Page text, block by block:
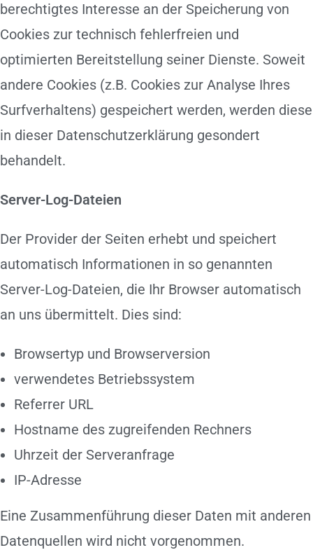
berechtigtes Interesse an der Speicherung von
Cookies zur technisch fehlerfreien und
optimierten Bereitstellung seiner Dienste. Soweit
andere Cookies (z.B. Cookies zur Analyse Ihres
Surfverhaltens) gespeichert werden, werden diese
in dieser Datenschutzerklärung gesondert
behandelt.
Server-Log-Dateien
Der Provider der Seiten erhebt und speichert
automatisch Informationen in so genannten
Server-Log-Dateien, die Ihr Browser automatisch
an uns übermittelt. Dies sind:
Browsertyp und Browserversion
verwendetes Betriebssystem
Referrer URL
Hostname des zugreifenden Rechners
Uhrzeit der Serveranfrage
IP-Adresse
Eine Zusammenführung dieser Daten mit anderen
Datenquellen wird nicht vorgenommen.